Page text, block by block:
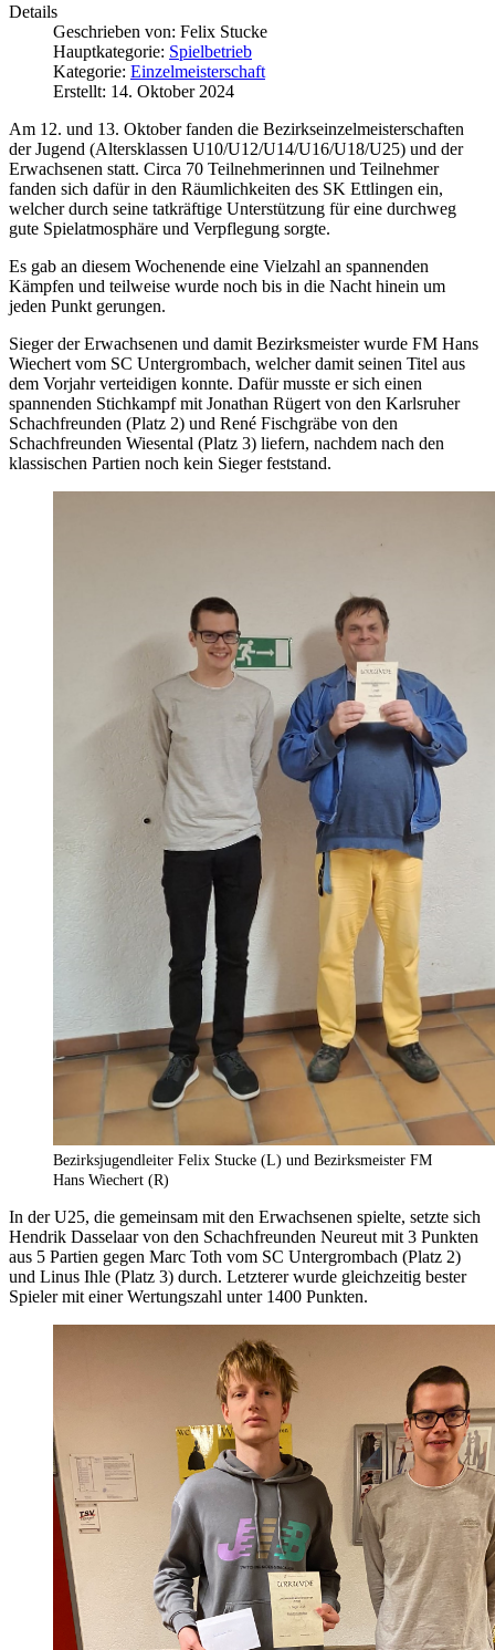
Details
Geschrieben von: Felix Stucke
Hauptkategorie: Spielbetrieb
Kategorie: Einzelmeisterschaft
Erstellt: 14. Oktober 2024
Am 12. und 13. Oktober fanden die Bezirkseinzelmeisterschaften
der Jugend (Altersklassen U10/U12/U14/U16/U18/U25) und der
Erwachsenen statt. Circa 70 Teilnehmerinnen und Teilnehmer
fanden sich dafür in den Räumlichkeiten des SK Ettlingen ein,
welcher durch seine tatkräftige Unterstützung für eine durchweg
gute Spielatmosphäre und Verpflegung sorgte.
Es gab an diesem Wochenende eine Vielzahl an spannenden
Kämpfen und teilweise wurde noch bis in die Nacht hinein um
jeden Punkt gerungen.
Sieger der Erwachsenen und damit Bezirksmeister wurde FM Hans
Wiechert vom SC Untergrombach, welcher damit seinen Titel aus
dem Vorjahr verteidigen konnte. Dafür musste er sich einen
spannenden Stichkampf mit Jonathan Rügert von den Karlsruher
Schachfreunden (Platz 2) und René Fischgräbe von den
Schachfreunden Wiesental (Platz 3) liefern, nachdem nach den
klassischen Partien noch kein Sieger feststand.
Bezirksjugendleiter Felix Stucke (L) und Bezirksmeister FM
Hans Wiechert (R)
In der U25, die gemeinsam mit den Erwachsenen spielte, setzte sich
Hendrik Dasselaar von den Schachfreunden Neureut mit 3 Punkten
aus 5 Partien gegen Marc Toth vom SC Untergrombach (Platz 2)
und Linus Ihle (Platz 3) durch. Letzterer wurde gleichzeitig bester
Spieler mit einer Wertungszahl unter 1400 Punkten.